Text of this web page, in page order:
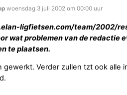
woensdag 3 juli 2002 om 00:00 uur
ligfietsen.com/team/2002/
wat problemen van de redactie
te plaatsen.
gewerkt. Verder zullen tzt ook